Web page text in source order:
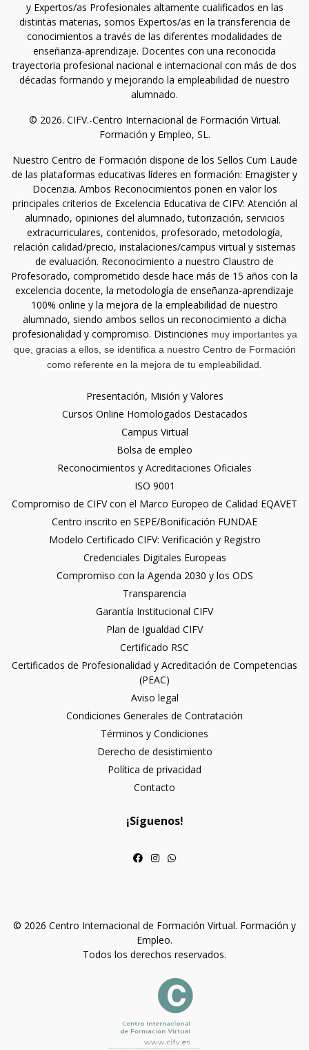
y Expertos/as Profesionales altamente cualificados en las
distintas materias, somos Expertos/as en la transferencia de
conocimientos a través de las diferentes modalidades de
enseñanza-aprendizaje. Docentes con una reconocida
trayectoria profesional nacional e internacional con más de dos
décadas formando y mejorando la empleabilidad de nuestro
alumnado.
© 2026. CIFV.-Centro Internacional de Formación Virtual.
Formación y Empleo, SL.
Nuestro Centro de Formación dispone de los Sellos Cum Laude
de las plataformas educativas líderes en formación: Emagister y
Docenzia. Ambos Reconocimientos ponen en valor los
principales criterios de Excelencia Educativa de CIFV: Atención al
alumnado, opiniones del alumnado, tutorización, servicios
extracurriculares, contenidos, profesorado, metodología,
relación calidad/precio, instalaciones/campus virtual y sistemas
de evaluación. Reconocimiento a nuestro Claustro de
Profesorado, comprometido desde hace más de 15 años con la
excelencia docente, la metodología de enseñanza-aprendizaje
100% online y la mejora de la empleabilidad de nuestro
alumnado, siendo ambos sellos un reconocimiento a dicha
profesionalidad y compromiso. Distinciones muy importantes ya
que, gracias a ellos, se identifica a nuestro Centro de Formación
como referente en la mejora de tu empleabilidad.
Presentación, Misión y Valores
Cursos Online Homologados Destacados
Campus Virtual
Bolsa de empleo
Reconocimientos y Acreditaciones Oficiales
ISO 9001
Compromiso de CIFV con el Marco Europeo de Calidad EQAVET
Centro inscrito en SEPE/Bonificación FUNDAE
Modelo Certificado CIFV: Verificación y Registro
Credenciales Digitales Europeas
Compromiso con la Agenda 2030 y los ODS
Transparencia
Garantía Institucional CIFV
Plan de Igualdad CIFV
Certificado RSC
Certificados de Profesionalidad y Acreditación de Competencias
(PEAC)
Aviso legal
Condiciones Generales de Contratación
Términos y Condiciones
Derecho de desistimiento
Política de privacidad
Contacto
¡Síguenos!
© 2026 Centro Internacional de Formación Virtual. Formación y
Empleo.
Todos los derechos reservados.